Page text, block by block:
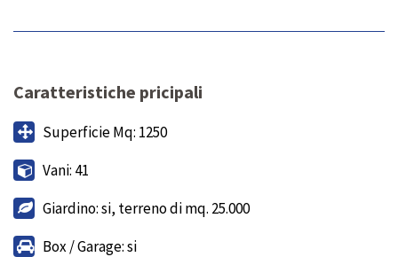
Caratteristiche pricipali
Superficie Mq: 1250
Vani: 41
Giardino: si, terreno di mq. 25.000
Box / Garage: si